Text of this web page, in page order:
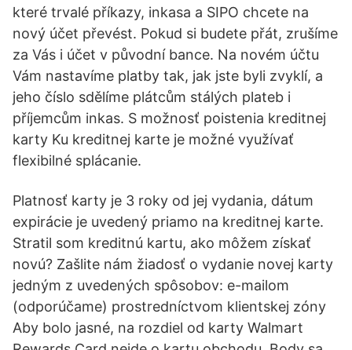
které trvalé příkazy, inkasa a SIPO chcete na
nový účet převést. Pokud si budete přát, zrušíme
za Vás i účet v původní bance. Na novém účtu
Vám nastavíme platby tak, jak jste byli zvyklí, a
jeho číslo sdělíme plátcům stálých plateb i
příjemcům inkas. S možnosť poistenia kreditnej
karty Ku kreditnej karte je možné využívať
flexibilné splácanie.
Platnosť karty je 3 roky od jej vydania, dátum
expirácie je uvedený priamo na kreditnej karte.
Stratil som kreditnú kartu, ako môžem získať
novú? Zašlite nám žiadosť o vydanie novej karty
jedným z uvedených spôsobov: e-mailom
(odporúčame) prostredníctvom klientskej zóny
Aby bolo jasné, na rozdiel od karty Walmart